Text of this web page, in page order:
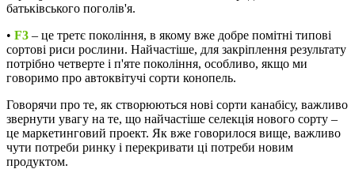
батьківського поголів'я.
• F3 – це третє покоління, в якому вже добре помітні типові
сортові риси рослини. Найчастіше, для закріплення результату
потрібно четверте і п'яте покоління, особливо, якщо ми
говоримо про автоквітучі сорти конопель.
Говорячи про те, як створюються нові сорти канабісу, важливо
звернути увагу на те, що найчастіше селекція нового сорту –
це маркетинговий проект. Як вже говорилося вище, важливо
чути потреби ринку і перекривати ці потреби новим
продуктом.